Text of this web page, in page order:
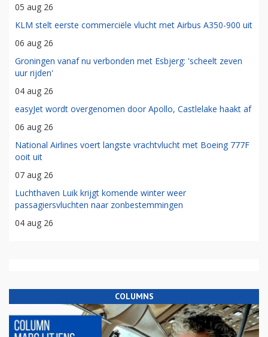
05 aug 26
KLM stelt eerste commerciële vlucht met Airbus A350-900 uit
06 aug 26
Groningen vanaf nu verbonden met Esbjerg: 'scheelt zeven
uur rijden'
04 aug 26
easyJet wordt overgenomen door Apollo, Castlelake haakt af
06 aug 26
National Airlines voert langste vrachtvlucht met Boeing 777F
ooit uit
07 aug 26
Luchthaven Luik krijgt komende winter weer
passagiersvluchten naar zonbestemmingen
04 aug 26
COLUMNS